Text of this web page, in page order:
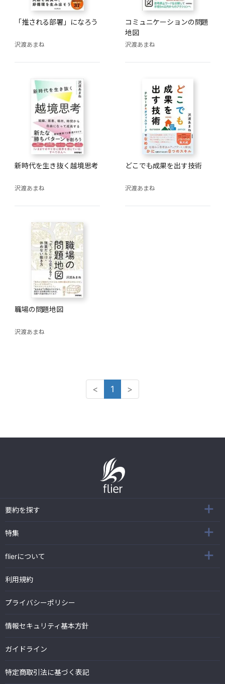
「推される部署」になろう
沢渡あまね
コミュニケーションの問題
地図
沢渡あまね
新時代を生き抜く越境思考
沢渡あまね
どこでも成果を出す技術
沢渡あまね
職場の問題地図
沢渡あまね
< 1 >
要約を探す
特集
flierについて
利用規約
プライバシーポリシー
情報セキュリティ基本方針
ガイドライン
特定商取引法に基づく表記